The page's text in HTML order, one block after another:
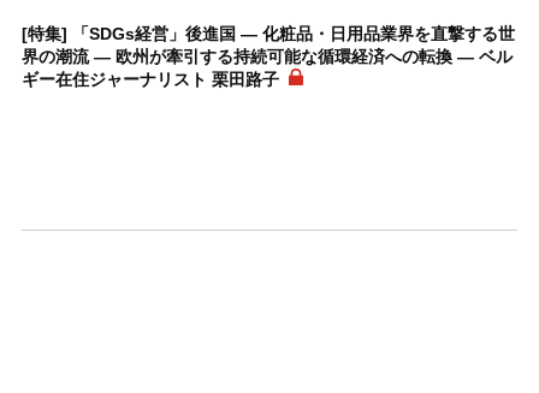
[特集] 「SDGs経営」後進国 ― 化粧品・日用品業界を直撃する世
界の潮流 ― 欧州が牽引する持続可能な循環経済への転換 ― ベル
ギー在住ジャーナリスト 栗田路子